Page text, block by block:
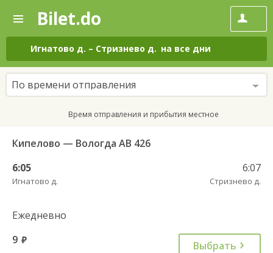
—
Поиск
и
покупка
билетов
на
автобус
онлайн
Bilet.do
Игнатово д. – Стризнево д. на все дни
По времени отправления
Время отправления и прибытия местное
Кипелово — Вологда АВ 426
6:05
Игнатово д.
6:07
Стризнево д.
Ежедневно
9 руб. Выбрать